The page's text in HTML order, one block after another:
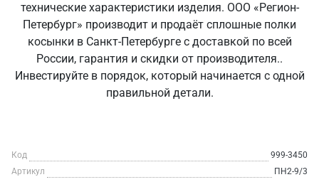
технические характеристики изделия. ООО «Регион-
Петербург» производит и продаёт сплошные полки
косынки в Санкт‑Петербурге с доставкой по всей
России, гарантия и скидки от производителя..
Инвестируйте в порядок, который начинается с одной
правильной детали.
Код
999-3450
Артикул
ПН2-9/3